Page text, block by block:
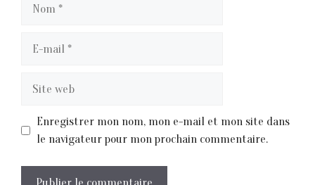
Enregistrer mon nom, mon e-mail et mon site dans
le navigateur pour mon prochain commentaire.